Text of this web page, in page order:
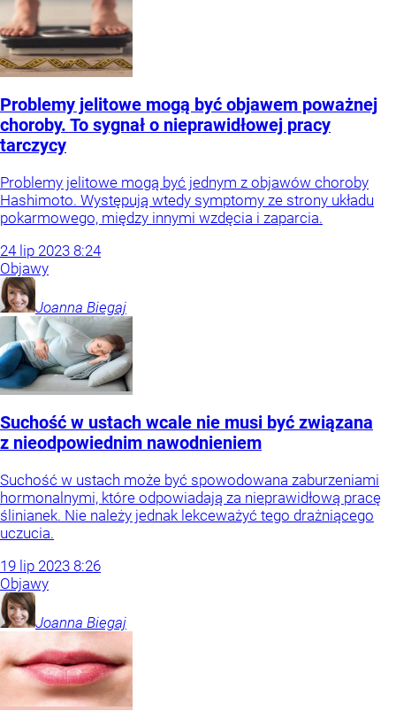
Problemy jelitowe mogą być objawem poważnej
choroby. To sygnał o nieprawidłowej pracy
tarczycy
Problemy jelitowe mogą być jednym z objawów choroby
Hashimoto. Występują wtedy symptomy ze strony układu
pokarmowego, między innymi wzdęcia i zaparcia.
24 lip 2023 8:24
Objawy
Joanna Biegaj
Suchość w ustach wcale nie musi być związana
z nieodpowiednim nawodnieniem
Suchość w ustach może być spowodowana zaburzeniami
hormonalnymi, które odpowiadają za nieprawidłową pracę
ślinianek. Nie należy jednak lekceważyć tego drażniącego
uczucia.
19 lip 2023 8:26
Objawy
Joanna Biegaj